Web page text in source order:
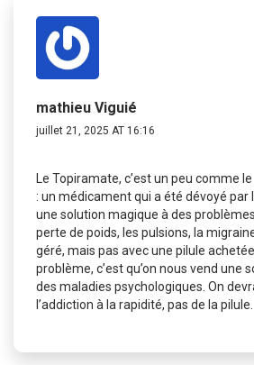
mathieu Viguié
juillet 21, 2025 AT 16:16
Le Topiramate, c’est un peu comme
: un médicament qui a été dévoyé par
une solution magique à des
perte de poids, les pulsions, la
géré, mais pas avec une pilule
problème, c’est qu’on nous vend une
des maladies psychologiques. On
l’addiction à la rapidité, pas de la pilule.